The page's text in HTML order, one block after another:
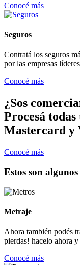
Conocé más
Seguros
Contratá los seguros
por las empresas
Conocé más
¿Sos
Procesá
Mastercard y
Conocé más
Estos son
Metraje
Ahora también podés
pierdas! hacelo ahora
Conocé más